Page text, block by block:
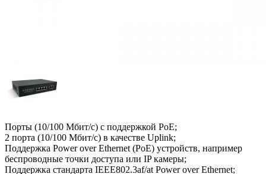
Порты (10/100 Мбит/с) с поддержкой РоЕ;
2 порта (10/100 Мбит/с) в качестве Uplink;
Поддержка Power over Ethernet (PoE) устройств, например
беспроводные точки доступа или IP камеры;
Поддержка стандарта IEEE802.3af/at Power over Ethernet;